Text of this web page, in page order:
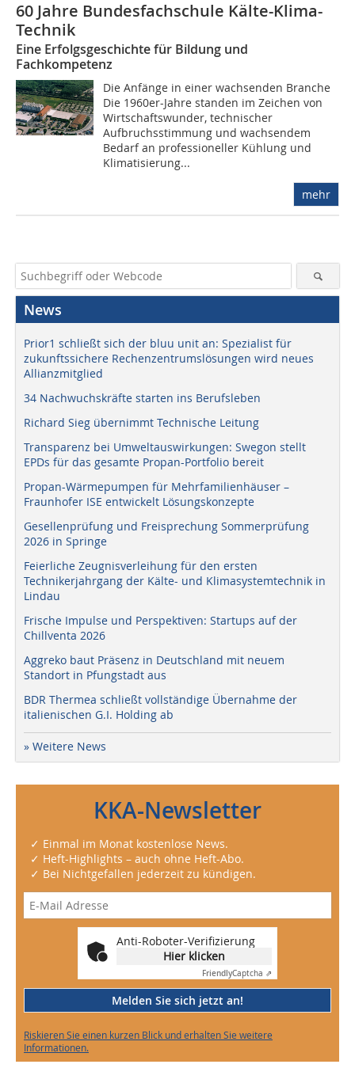
60 Jahre Bundesfachschule Kälte-Klima-
Technik
Eine Erfolgsgeschichte für Bildung und
Fachkompetenz
Die Anfänge in einer wachsenden Branche
Die 1960er-Jahre standen im Zeichen von
Wirtschaftswunder, technischer
Aufbruchsstimmung und wachsendem
Bedarf an professioneller Kühlung und
Klimatisierung...
mehr
News
Prior1 schließt sich der bluu unit an: Spezialist für
zukunftssichere Rechenzentrumslösungen wird neues
Allianzmitglied
34 Nachwuchskräfte starten ins Berufsleben
Richard Sieg übernimmt Technische Leitung
Transparenz bei Umweltauswirkungen: Swegon stellt
EPDs für das gesamte Propan-Portfolio bereit
Propan-Wärmepumpen für Mehrfamilienhäuser –
Fraunhofer ISE entwickelt Lösungskonzepte
Gesellenprüfung und Freisprechung Sommerprüfung
2026 in Springe
Feierliche Zeugnisverleihung für den ersten
Technikerjahrgang der Kälte- und Klimasystemtechnik in
Lindau
Frische Impulse und Perspektiven: Startups auf der
Chillventa 2026
Aggreko baut Präsenz in Deutschland mit neuem
Standort in Pfungstadt aus
BDR Thermea schließt vollständige Übernahme der
italienischen G.I. Holding ab
» Weitere News
KKA-Newsletter
✓ Einmal im Monat kostenlose News.
✓ Heft-Highlights – auch ohne Heft-Abo.
✓ Bei Nichtgefallen jederzeit zu kündigen.
Anti-Roboter-Verifizierung
Hier klicken
FriendlyCaptcha ⇗
Melden Sie sich jetzt an!
Riskieren Sie einen kurzen Blick und erhalten Sie weitere
Informationen.